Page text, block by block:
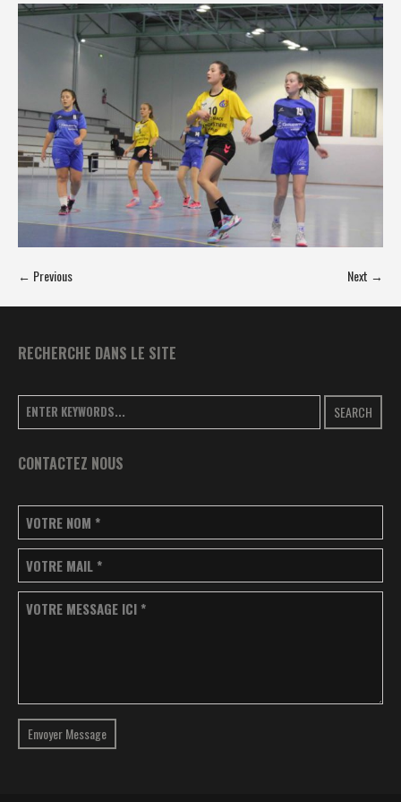
← Previous Next →
RECHERCHE DANS LE SITE
SEARCH
CONTACTEZ NOUS
VOTRE NOM *
VOTRE MAIL *
VOTRE MESSAGE ICI *
Envoyer Message